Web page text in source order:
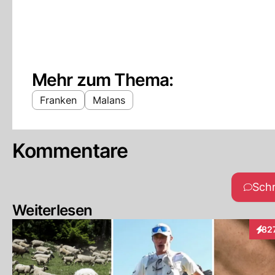
Mehr zum Thema:
Franken Malans
Kommentare
Weiterlesen